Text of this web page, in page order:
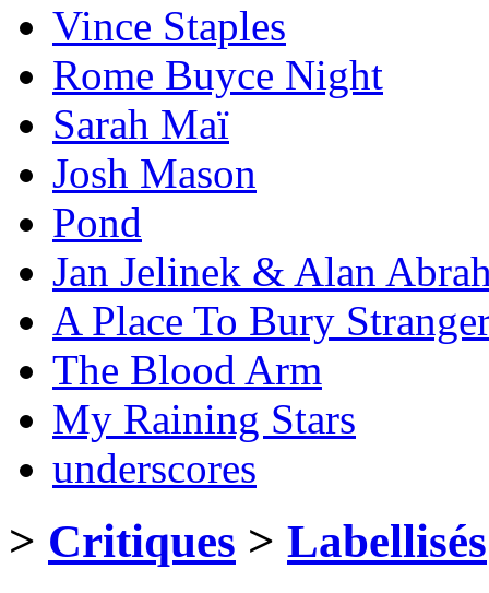
Vince Staples
Rome Buyce Night
Sarah Maï
Josh Mason
Pond
Jan Jelinek & Alan
A Place To Bury
The Blood Arm
My Raining Stars
underscores
> Critiques > Labellisés